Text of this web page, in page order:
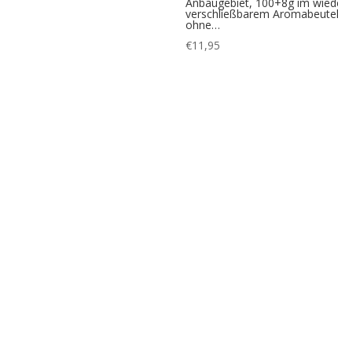
Anbaugebiet, 100+8g im
verschließbarem
ohne…
€11,95